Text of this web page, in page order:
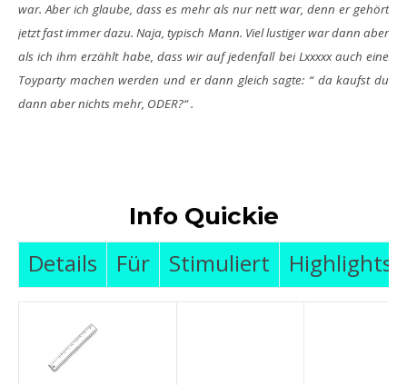
war. Aber ich glaube, dass es mehr als nur nett war, denn er gehört
jetzt fast immer dazu. Naja, typisch Mann. Viel lustiger war dann aber
als ich ihm erzählt habe, dass wir auf jedenfall bei Lxxxxx auch eine
Toyparty machen werden und er dann gleich sagte: “ da kaufst du
dann aber nichts mehr, ODER?“ .
Info Quickie
Details Für Stimuliert Highlights